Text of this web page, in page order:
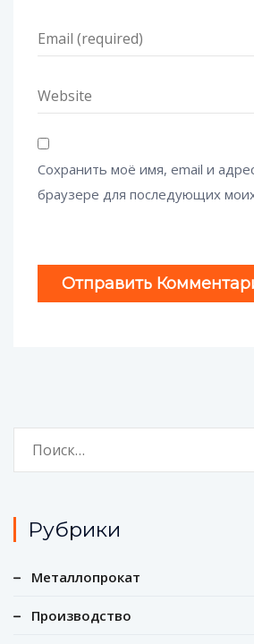
Сохранить моё имя, email и
браузере для последующих
Рубрики
Металлопрокат
Производство